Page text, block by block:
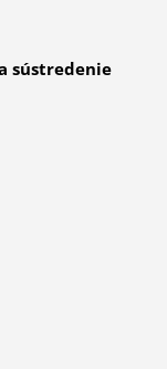
sústredenie